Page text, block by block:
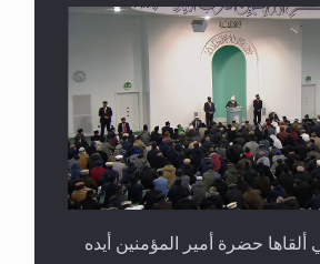
ألقاها حضرة أمير المؤمنين أيده